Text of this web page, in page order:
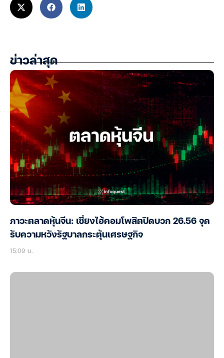
ข่าวล่าสุด
ภาวะตลาดหุ้นจีน: เซี่ยงไฮ้คอมโพสิตปิดบวก 26.56 จุด
รับความหวังรัฐบาลกระตุ้นเศรษฐกิจ
15:09 น.